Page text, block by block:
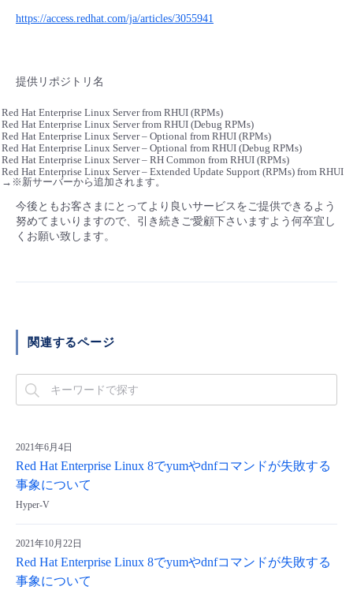
https://access.redhat.com/ja/articles/3055941
提供リポジトリ名
Red Hat Enterprise Linux Server from RHUI (RPMs)
Red Hat Enterprise Linux Server from RHUI (Debug RPMs)
Red Hat Enterprise Linux Server – Optional from RHUI (RPMs)
Red Hat Enterprise Linux Server – Optional from RHUI (Debug RPMs)
Red Hat Enterprise Linux Server – RH Common from RHUI (RPMs)
Red Hat Enterprise Linux Server – Extended Update Support (RPMs) from RHUI
→※新サーバーから追加されます。
今後ともお客さまにとってより良いサービスをご提供できるよう
努めてまいりますので、引き続きご愛顧下さいますよう何卒宜し
くお願い致します。
関連するページ
2021年6月4日
Red Hat Enterprise Linux 8でyumやdnfコマンドが失敗する
事象について
Hyper-V
2021年10月22日
Red Hat Enterprise Linux 8でyumやdnfコマンドが失敗する
事象について